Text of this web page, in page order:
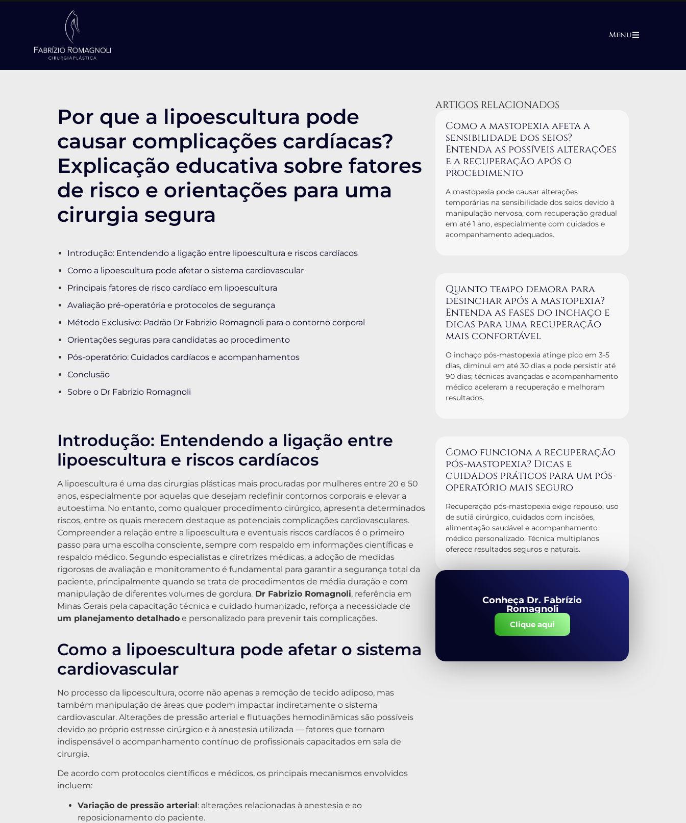
Menu
Por que a lipoescultura pode
causar complicações cardíacas?
Explicação educativa sobre fatores
de risco e orientações para uma
cirurgia segura
Introdução: Entendendo a ligação entre lipoescultura e riscos cardíacos
Como a lipoescultura pode afetar o sistema cardiovascular
Principais fatores de risco cardíaco em lipoescultura
Avaliação pré-operatória e protocolos de segurança
Método Exclusivo: Padrão Dr Fabrizio Romagnoli para o contorno corporal
Orientações seguras para candidatas ao procedimento
Pós-operatório: Cuidados cardíacos e acompanhamentos
Conclusão
Sobre o Dr Fabrizio Romagnoli
Introdução: Entendendo a ligação entre
lipoescultura e riscos cardíacos
A lipoescultura é uma das cirurgias plásticas mais procuradas por mulheres entre 20 e 50
anos, especialmente por aquelas que desejam redefinir contornos corporais e elevar a
autoestima. No entanto, como qualquer procedimento cirúrgico, apresenta determinados
riscos, entre os quais merecem destaque as potenciais complicações cardiovasculares.
Compreender a relação entre a lipoescultura e eventuais riscos cardíacos é o primeiro
passo para uma escolha consciente, sempre com respaldo em informações científicas e
respaldo médico. Segundo especialistas e diretrizes médicas, a adoção de medidas
rigorosas de avaliação e monitoramento é fundamental para garantir a segurança total da
paciente, principalmente quando se trata de procedimentos de média duração e com
manipulação de diferentes volumes de gordura. Dr Fabrizio Romagnoli, referência em
Minas Gerais pela capacitação técnica e cuidado humanizado, reforça a necessidade de
um planejamento detalhado e personalizado para prevenir tais complicações.
Como a lipoescultura pode afetar o sistema
cardiovascular
No processo da lipoescultura, ocorre não apenas a remoção de tecido adiposo, mas
também manipulação de áreas que podem impactar indiretamente o sistema
cardiovascular. Alterações de pressão arterial e flutuações hemodinâmicas são possíveis
devido ao próprio estresse cirúrgico e à anestesia utilizada — fatores que tornam
indispensável o acompanhamento contínuo de profissionais capacitados em sala de
cirurgia.
De acordo com protocolos científicos e médicos, os principais mecanismos envolvidos
incluem:
Variação de pressão arterial: alterações relacionadas à anestesia e ao
reposicionamento do paciente.
ARTIGOS RELACIONADOS
Como a mastopexia afeta a
sensibilidade dos seios?
Entenda as possíveis alterações
e a recuperação após o
procedimento
A mastopexia pode causar alterações
temporárias na sensibilidade dos seios devido à
manipulação nervosa, com recuperação gradual
em até 1 ano, especialmente com cuidados e
acompanhamento adequados.
Quanto tempo demora para
desinchar após a mastopexia?
Entenda as fases do inchaço e
dicas para uma recuperação
mais confortável
O inchaço pós-mastopexia atinge pico em 3-5
dias, diminui em até 30 dias e pode persistir até
90 dias; técnicas avançadas e acompanhamento
médico aceleram a recuperação e melhoram
resultados.
Como funciona a recuperação
pós-mastopexia? Dicas e
cuidados práticos para um pós-
operatório mais seguro
Recuperação pós-mastopexia exige repouso, uso
de sutiã cirúrgico, cuidados com incisões,
alimentação saudável e acompanhamento
médico personalizado. Técnica multiplanos
oferece resultados seguros e naturais.
Conheça Dr. Fabrízio
Romagnoli
Clique aqui